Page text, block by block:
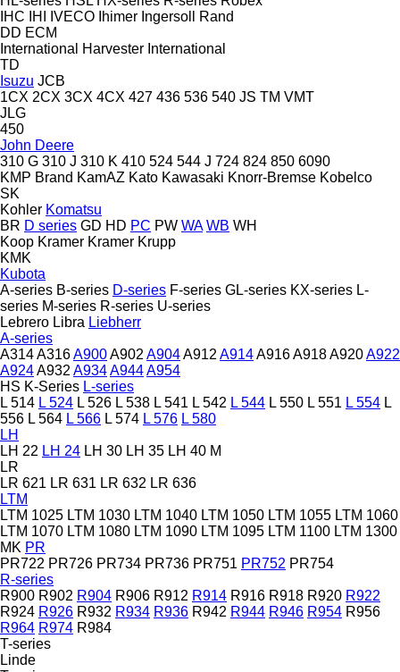
IHC
IHI IVECO Ihimer Ingersoll Rand
DD ECM
International Harvester International
TD
Isuzu JCB
1CX 2CX 3CX 4CX 427 436 536 540 JS TM VMT
JLG
450
John Deere
310 G 310 J 310 K 410 524 544 J 724 824 850 6090
KMP Brand KamAZ Kato Kawasaki Knorr-Bremse Kobelco
SK
Kohler Komatsu
BR D series GD HD PC PW WA WB WH
Koop Kramer Kramer Krupp
KMK
Kubota
A-series B-series D-series F-series GL-series KX-series L-
series M-series R-series U-series
Lebrero Libra Liebherr
A-series
A314A316A900A902 A904A912 A914A916A918A920A922
A924A932 A934A944A954
HS K-Series L-series
L 514 L 524 L 526 L 538 L 541 L 542 L 544 L 550 L 551 L 554 L
556 L 564 L 566 L 574 L 576 L 580
LH
LH 22 LH 24 LH 30 LH 35 LH 40 M
LR
LR 621 LR 631 LR 632 LR 636
LTM
LTM 1025 LTM 1030 LTM 1040 LTM 1050 LTM 1055 LTM 1060
LTM 1070 LTM 1080 LTM 1090 LTM 1095 LTM 1100 LTM 1300
MK PR
PR722 PR726 PR734 PR736 PR751 PR752 PR754
R-series
R900 R902 R904 R906 R912 R914 R916 R918 R920 R922
R924 R926 R932 R934 R936 R942 R944 R946 R954 R956
R964 R974 R984
T-series
Linde